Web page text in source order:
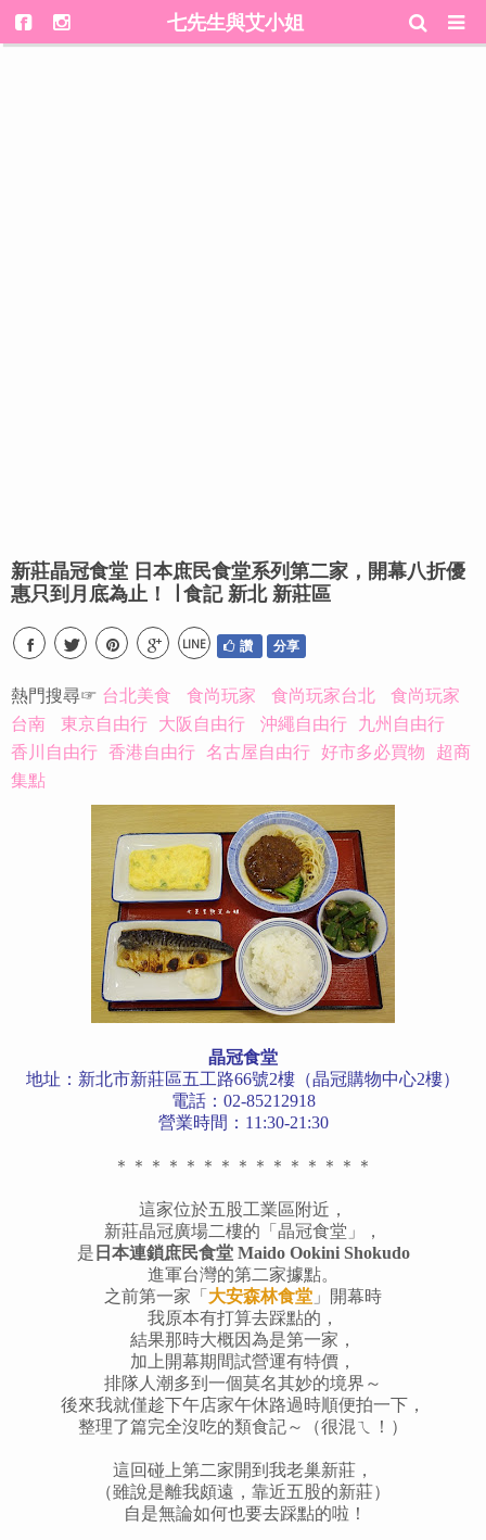
七先生與艾小姐
新莊晶冠食堂 日本庶民食堂系列第二家，開幕八折優
惠只到月底為止！ ∣ 食記 新北 新莊區
LINE 讚 分享
熱門搜尋☞ 台北美食 食尚玩家 食尚玩家台北
食尚玩家
台南
東京自由行 大阪自由行 沖繩自由行 九州自由行
香川自由行 香港自由行 名古屋自由行 好市多必買物 超商
集點
晶冠食堂
地址：新北市新莊區五工路66號2樓（晶冠購物中心2樓）
電話：02-85212918
營業時間：11:30-21:30
＊＊＊＊＊＊＊＊＊＊＊＊＊＊＊
這家位於五股工業區附近，
新莊晶冠廣場二樓的「晶冠食堂」，
是 日本連鎖庶民食堂 Maido Ookini Shokudo
進軍台灣的第二家據點。
之前第一家「 大安森林食堂 」開幕時
我原本有打算去踩點的，
結果那時大概因為是第一家，
加上開幕期間試營運有特價，
排隊人潮多到一個莫名其妙的境界～
後來我就僅趁下午店家午休路過時順便拍一下，
整理了篇完全沒吃的類食記～（很混ㄟ！）
這回碰上第二家開到我老巢新莊，
（雖說是離我頗遠，靠近五股的新莊）
自是無論如何也要去踩點的啦！